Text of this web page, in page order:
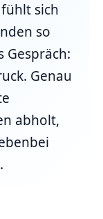
sich
so
Gespräch:
Genau
abholt,